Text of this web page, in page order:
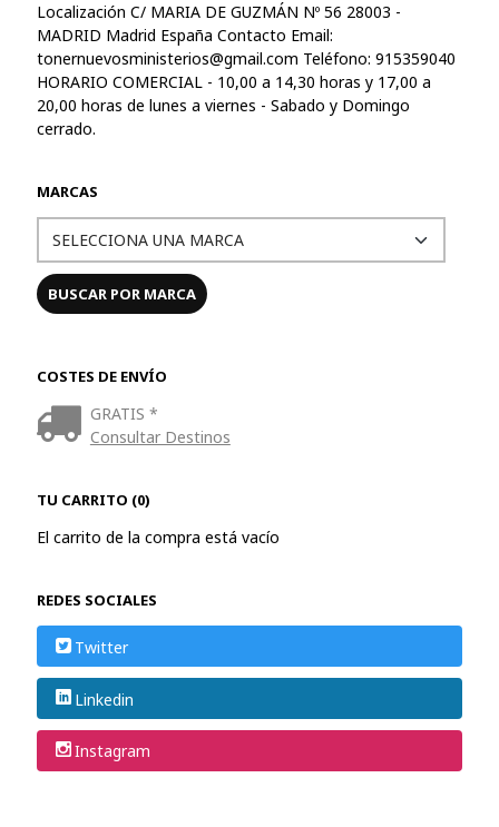
Localización C/ MARIA DE GUZMÁN Nº 56 28003 -
MADRID Madrid España Contacto Email:
tonernuevosministerios@gmail.com Teléfono: 915359040
HORARIO COMERCIAL - 10,00 a 14,30 horas y 17,00 a
20,00 horas de lunes a viernes - Sabado y Domingo
cerrado.
MARCAS
COSTES DE ENVÍO
GRATIS *
Consultar Destinos
TU CARRITO (0)
El carrito de la compra está vacío
REDES SOCIALES
Twitter
Linkedin
Instagram